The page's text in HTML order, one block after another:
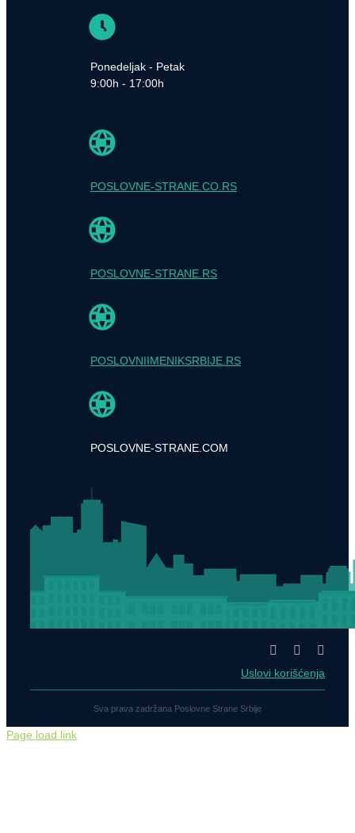
Ponedeljak - Petak
9:00h - 17:00h
POSLOVNE-STRANE.CO.RS
POSLOVNE-STRANE.RS
POSLOVNIIMENIKSRBIJE.RS
POSLOVNE-STRANE.COM
Uslovi korišćenja
Sva prava zadržana Poslovne Strane Srbije
Page load link